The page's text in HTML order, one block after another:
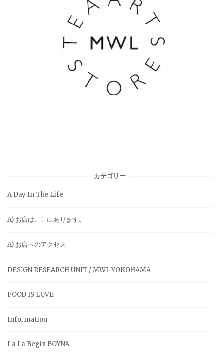
カテゴリー
A Day In The Life
A) お店はここにあります。
A) お店へのアクセス
DESIGN RESEARCH UNIT / MWL YOKOHAMA
FOOD IS LOVE
Information
La La Begin BOYNA